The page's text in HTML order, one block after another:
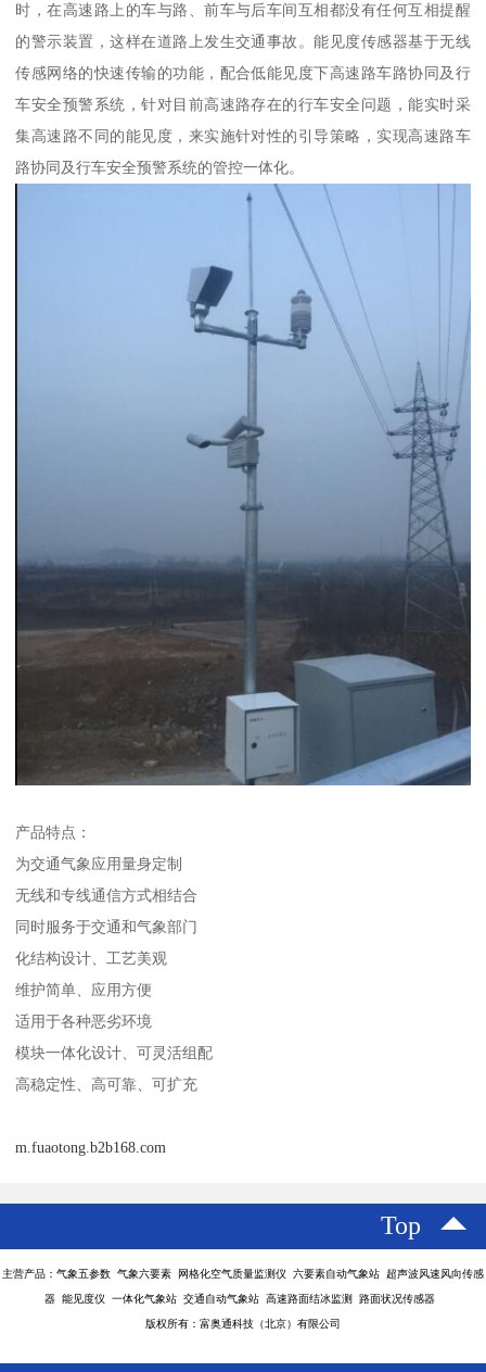
时，在高速路上的车与路、前车与后车间互相都没有任何互相提醒
的警示装置，这样在道路上发生交通事故。能见度传感器基于无线
传感网络的快速传输的功能，配合低能见度下高速路车路协同及行
车安全预警系统，针对目前高速路存在的行车安全问题，能实时采
集高速路不同的能见度，来实施针对性的引导策略，实现高速路车
路协同及行车安全预警系统的管控一体化。
产品特点：
为交通气象应用量身定制
无线和专线通信方式相结合
同时服务于交通和气象部门
化结构设计、工艺美观
维护简单、应用方便
适用于各种恶劣环境
模块一体化设计、可灵活组配
高稳定性、高可靠、可扩充
m.fuaotong.b2b168.com
Top
主营产品：气象五参数 气象六要素 网格化空气质量监测仪 六要素自动气象站 超声波风速风向传感
器 能见度仪 一体化气象站 交通自动气象站 高速路面结冰监测 路面状况传感器
版权所有：富奥通科技（北京）有限公司